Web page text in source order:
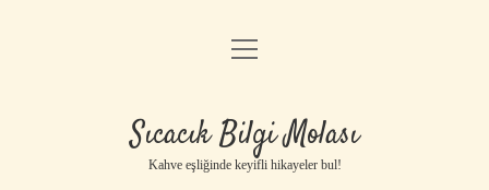
Anasayfa
Yasal Uyarı
menüyü
Sıcacık Bilgi Molası
Kahve eşliğinde keyifli hikayeler bul!